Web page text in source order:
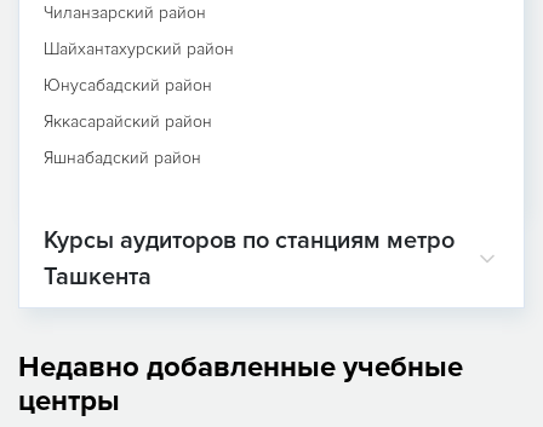
Чиланзарский район
Шайхантахурский район
Юнусабадский район
Яккасарайский район
Яшнабадский район
Курсы аудиторов по станциям метро
Ташкента
Недавно добавленные учебные
центры